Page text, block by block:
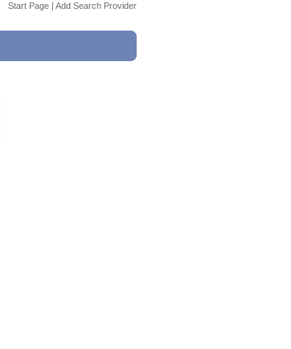
Start Page | Add Search Provider